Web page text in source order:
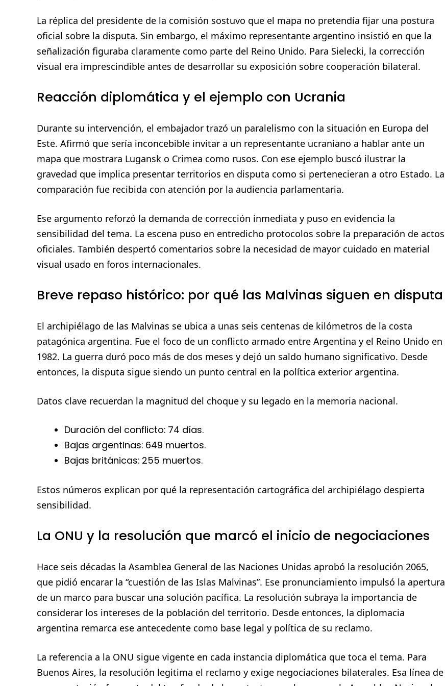
La réplica del presidente de la comisión sostuvo que el mapa no pretendía fijar una postura
oficial sobre la disputa. Sin embargo, el máximo representante argentino insistió en que la
señalización figuraba claramente como parte del Reino Unido. Para Sielecki, la corrección
visual era imprescindible antes de desarrollar su exposición sobre cooperación bilateral.
Reacción diplomática y el ejemplo con Ucrania
Durante su intervención, el embajador trazó un paralelismo con la situación en Europa del
Este. Afirmó que sería inconcebible invitar a un representante ucraniano a hablar ante un
mapa que mostrara Lugansk o Crimea como rusos. Con ese ejemplo buscó ilustrar la
gravedad que implica presentar territorios en disputa como si pertenecieran a otro Estado. La
comparación fue recibida con atención por la audiencia parlamentaria.
Ese argumento reforzó la demanda de corrección inmediata y puso en evidencia la
sensibilidad del tema. La escena puso en entredicho protocolos sobre la preparación de actos
oficiales. También despertó comentarios sobre la necesidad de mayor cuidado en material
visual usado en foros internacionales.
Breve repaso histórico: por qué las Malvinas siguen en disputa
El archipiélago de las Malvinas se ubica a unas seis centenas de kilómetros de la costa
patagónica argentina. Fue el foco de un conflicto armado entre Argentina y el Reino Unido en
1982. La guerra duró poco más de dos meses y dejó un saldo humano significativo. Desde
entonces, la disputa sigue siendo un punto central en la política exterior argentina.
Datos clave recuerdan la magnitud del choque y su legado en la memoria nacional.
Duración del conflicto: 74 días.
Bajas argentinas: 649 muertos.
Bajas británicas: 255 muertos.
Estos números explican por qué la representación cartográfica del archipiélago despierta
sensibilidad.
La ONU y la resolución que marcó el inicio de negociaciones
Hace seis décadas la Asamblea General de las Naciones Unidas aprobó la resolución 2065,
que pidió encarar la “cuestión de las Islas Malvinas”. Ese pronunciamiento impulsó la apertura
de un marco para buscar una solución pacífica. La resolución subraya la importancia de
considerar los intereses de la población del territorio. Desde entonces, la diplomacia
argentina remarca ese antecedente como base legal y política de su reclamo.
La referencia a la ONU sigue vigente en cada instancia diplomática que toca el tema. Para
Buenos Aires, la resolución legitima el reclamo y exige negociaciones bilaterales. Esa línea de